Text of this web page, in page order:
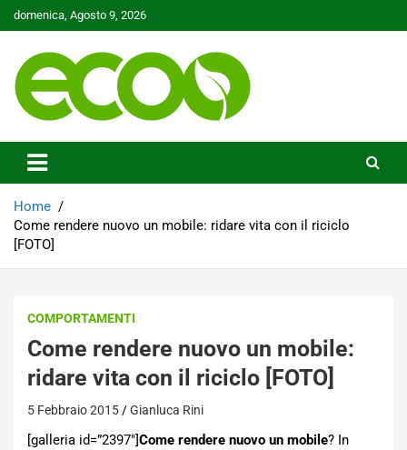
Skip
to
domenica, Agosto 9, 2026
Ecoo.it
Home
Come rendere nuovo un mobile: ridare vita con il riciclo
[FOTO]
COMPORTAMENTI
Come rendere nuovo un mobile:
ridare vita con il riciclo [FOTO]
5 Febbraio 2015 Gianluca Rini
[galleria id=”2397″]Come rendere nuovo un mobile? In